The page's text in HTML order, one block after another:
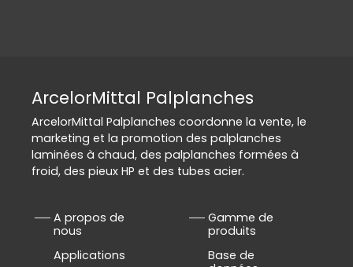
ArcelorMittal Palplanches
ArcelorMittal Palplanches coordonne la vente, le
marketing et la promotion des palplanches
laminées à chaud, des palplanches formées à
froid, des pieux HP et des tubes acier.
A propos de
nous
Applications
Gamme de
produits
Base de